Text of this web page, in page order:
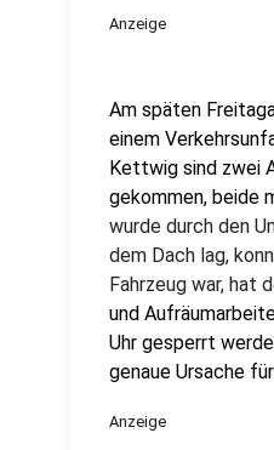
Anzeige
Am späten
einem
Kettwig sind zwei
gekommen, beide
wurde durch den
dem Dach lag,
Fahrzeug war, hat
und
Uhr gesperrt
genaue Ursache
Anzeige